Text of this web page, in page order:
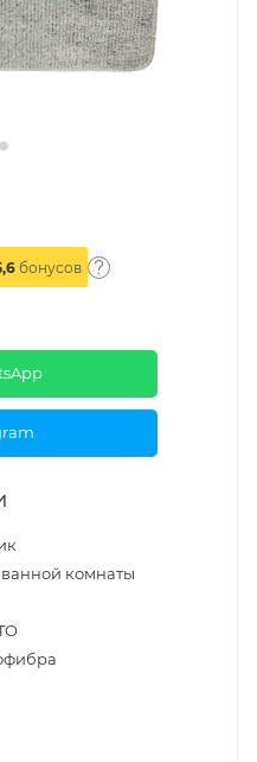
бонусов
комнаты